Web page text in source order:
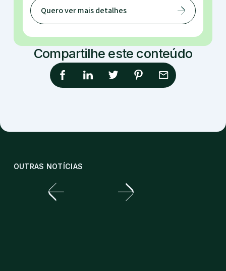
Quero ver mais detalhes
Compartilhe este conteúdo
OUTRAS NOTÍCIAS